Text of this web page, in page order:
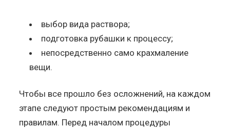
выбор вида раствора;
подготовка рубашки к процессу;
непосредственно само крахмаление
вещи.
Чтобы все прошло без осложнений, на каждом
этапе следуют простым рекомендациям и
правилам. Перед началом процедуры